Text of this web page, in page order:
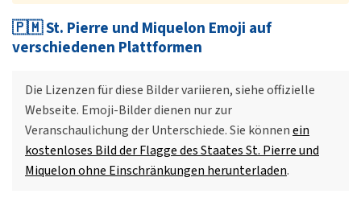
🇵🇲 St. Pierre und Miquelon Emoji auf
verschiedenen Plattformen
Die Lizenzen für diese Bilder variieren, siehe offizielle
Webseite. Emoji-Bilder dienen nur zur
Veranschaulichung der Unterschiede. Sie könnenein
kostenloses Bild der Flagge des Staates St. Pierre und
Miquelon ohne Einschränkungen herunterladen.